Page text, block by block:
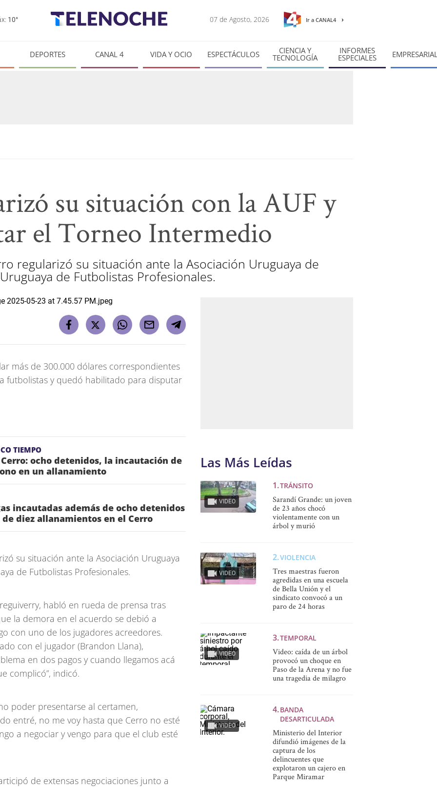
10° 07 de Agosto, 2026 Ir a CANAL4
DEPORTES CANAL 4 VIDA Y OCIO ESPECTÁCULOS CIENCIA Y
TECNOLOGÍA
INFORMES
ESPECIALES
su situación con la AUF y
el Torneo Intermedio
regularizó su situación ante la Asociación Uruguaya de
de Futbolistas Profesionales.
más de 300.000 dólares correspondientes
futbolistas y quedó habilitado para disputar
TIEMPO
ocho detenidos, la incautación de
en un allanamiento
incautadas además de ocho detenidos
diez allanamientos en el Cerro
su situación ante la Asociación Uruguaya
de Futbolistas Profesionales.
habló en rueda de prensa tras
la demora en el acuerdo se debió a
con uno de los jugadores acreedores.
con el jugador (Brandon Llana),
en dos pagos y cuando llegamos acá
complicó”, indicó.
poder presentarse al certamen,
entré, no me voy hasta que Cerro no esté
a negociar y vengo para que el club esté
de extensas negociaciones junto a
Las Más Leídas
VIDEO
TRÁNSITO
Sarandí Grande: un joven
de 23 años chocó
violentamente con un
árbol y murió
VIDEO
VIOLENCIA
Tres maestras fueron
agredidas en una escuela
de Bella Unión y el
sindicato convocó a un
paro de 24 horas
VIDEO
TEMPORAL
Video: caída de un árbol
provocó un choque en
Paso de la Arena y no fue
una tragedia de milagro
VIDEO
BANDA
DESARTICULADA
Ministerio del Interior
difundió imágenes de la
captura de los
delincuentes que
explotaron un cajero en
Parque Miramar